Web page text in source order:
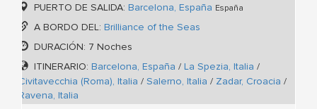
PUERTO DE SALIDA: Barcelona, España España
A BORDO DEL: Brilliance of the Seas
DURACIÓN: 7 Noches
ITINERARIO: Barcelona, España / La Spezia, Italia /
Civitavecchia (Roma), Italia / Salerno, Italia / Zadar, Croacia /
Ravena, Italia